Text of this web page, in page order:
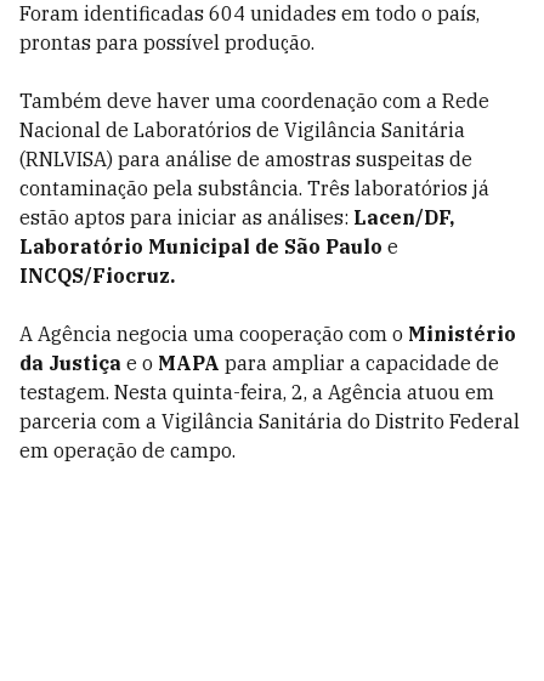
Foram identificadas 604 unidades em todo o país,
prontas para possível produção.
Também deve haver uma coordenação com a Rede
Nacional de Laboratórios de Vigilância Sanitária
(RNLVISA) para análise de amostras suspeitas de
contaminação pela substância. Três laboratórios já
estão aptos para iniciar as análises: Lacen/DF,
Laboratório Municipal de São Paulo e
INCQS/Fiocruz.
A Agência negocia uma cooperação com o Ministério
da Justiça e o MAPA para ampliar a capacidade de
testagem. Nesta quinta-feira, 2, a Agência atuou em
parceria com a Vigilância Sanitária do Distrito Federal
em operação de campo.